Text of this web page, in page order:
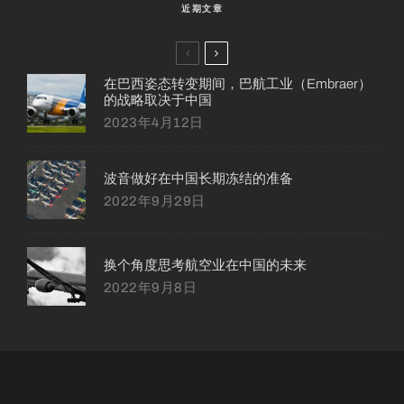
近期文章
在巴西姿态转变期间，巴航工业（Embraer）
的战略取决于中国
2023年4月12日
波音做好在中国长期冻结的准备
2022年9月29日
换个角度思考航空业在中国的未来
2022年9月8日